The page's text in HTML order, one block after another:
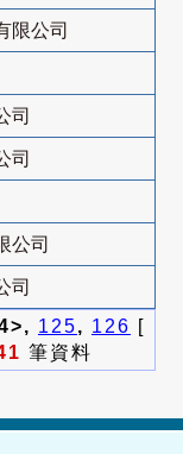
限公司
司
司
公司
司
125, 126 [
筆資料